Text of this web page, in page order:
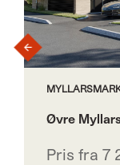
Øvre
Pris fra 7
‹